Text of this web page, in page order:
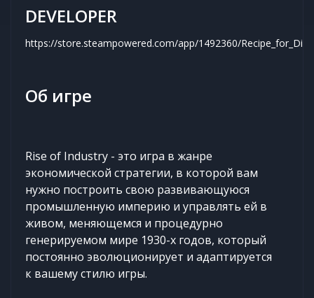
DEVELOPER
https://store.steampowered.com/app/1492360/
Об игре
Rise of Industry - это игра в жанре
экономической стратегии, в которой вам
нужно построить свою развивающуюся
промышленную империю и управлять ей в
живом, меняющемся и процедурно
генерируемом мире 1930-х годов, который
постоянно эволюционирует и адаптируется
к вашему стилю игры.